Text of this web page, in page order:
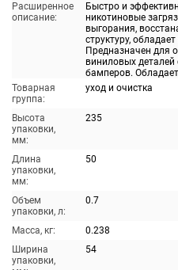
Расширенное
описание:
Быстро и
никотиновые
выгорания,
структуру,
Предназначен для
виниловых
бамперов.
Товарная
группа:
уход и очистка
Высота
упаковки,
мм:
235
Длина
упаковки,
мм:
50
Объем
упаковки, л:
0.7
Масса, кг:
0.238
Ширина
упаковки,
54